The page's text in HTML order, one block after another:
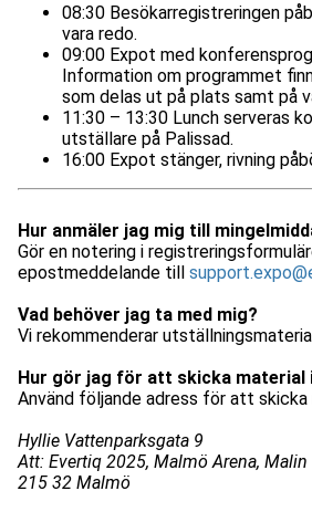
08:30 Besökarregistreringen
vara redo.
09:00 Expot med
Information om programmet
som delas ut på plats samt på
11:30 – 13:30 Lunch serveras
utställare på Palissad.
16:00 Expot stänger, rivning
Hur anmäler jag mig till
Gör en notering i
epostmeddelande till
Vad behöver jag ta med mig?
Vi rekommenderar
Hur gör jag för att skicka material
Använd följande adress för att skicka
Hyllie Vattenparksgata 9
Att: Evertiq 2025, Malmö Arena, Malin
215 32 Malmö